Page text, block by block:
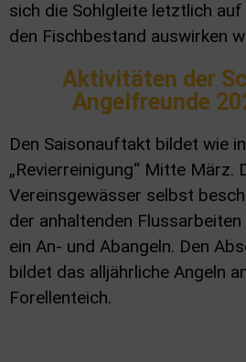
sich die Sohlgleite letztlich
den Fischbestand auswirken
Aktivitäten der
Angelfreunde
Den Saisonauftakt bildet wie
„Revierreinigung“ Mitte März.
Vereinsgewässer selbst
der anhaltenden
ein An- und Abangeln. Den
bildet das alljährliche Angeln
Forellenteich.